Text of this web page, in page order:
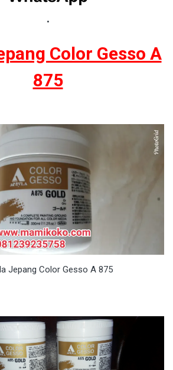
.
Color Gesso A
875
Jepang Color Gesso A 875